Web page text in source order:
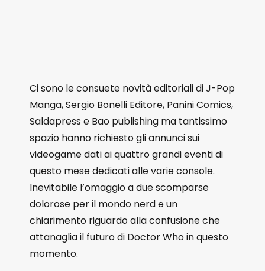
Ci sono le consuete novità editoriali di J-Pop
Manga, Sergio Bonelli Editore, Panini Comics,
Saldapress e Bao publishing ma tantissimo
spazio hanno richiesto gli annunci sui
videogame dati ai quattro grandi eventi di
questo mese dedicati alle varie console.
Inevitabile l’omaggio a due scomparse
dolorose per il mondo nerd e un
chiarimento riguardo alla confusione che
attanaglia il futuro di Doctor Who in questo
momento.